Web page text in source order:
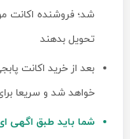
شد؛ فروشنده اکانت
تحویل بدهند
بعد از خرید اکانت
خواهد شد و سریعا
شما باید طبق اگهی